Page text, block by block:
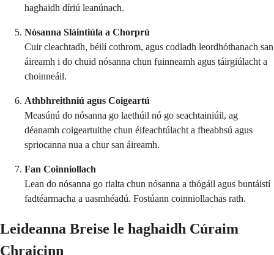
haghaidh díriú leanúnach.
Nósanna Sláintiúla a Chorprú
Cuir cleachtadh, béilí cothrom, agus codladh leordhóthanach san
áireamh i do chuid nósanna chun fuinneamh agus táirgiúlacht a
choinneáil.
Athbhreithniú agus Coigeartú
Measúnú do nósanna go laethúil nó go seachtainiúil, ag
déanamh coigeartuithe chun éifeachtúlacht a fheabhsú agus
spriocanna nua a chur san áireamh.
Fan Coinniollach
Lean do nósanna go rialta chun nósanna a thógáil agus buntáistí
fadtéarmacha a uasmhéadú. Fostúann coinniollachas rath.
Leideanna Breise le haghaidh Cúraim
Chraicinn